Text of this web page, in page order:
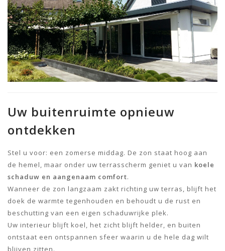
Uw buitenruimte opnieuw
ontdekken
Stel u voor: een zomerse middag. De zon staat hoog aan
de hemel, maar onder uw terrasscherm geniet u van koele
schaduw en aangenaam comfort.
Wanneer de zon langzaam zakt richting uw terras, blijft het
doek de warmte tegenhouden en behoudt u de rust en
beschutting van een eigen schaduwrijke plek.
Uw interieur blijft koel, het zicht blijft helder, en buiten
ontstaat een ontspannen sfeer waarin u de hele dag wilt
blijven zitten.